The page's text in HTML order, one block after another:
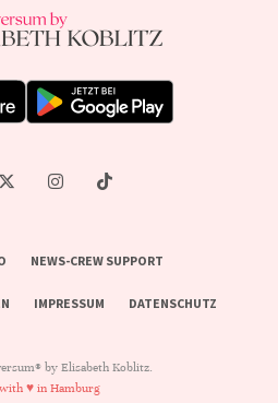
NEWS-CREW SUPPORT
IMPRESSUM DATENSCHUTZ
by Elisabeth Koblitz.
♥ in Hamburg